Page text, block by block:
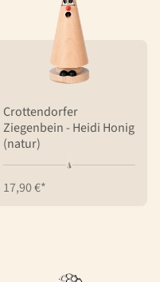
Crottendorfer
Ziegenbein - Heidi Honig
(natur)
17,90 €*